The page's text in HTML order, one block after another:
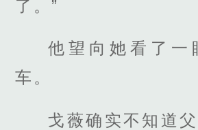
了。”
他望向她看了一
车。
戈薇确实不知道